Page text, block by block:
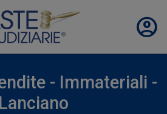
- Immateriali -